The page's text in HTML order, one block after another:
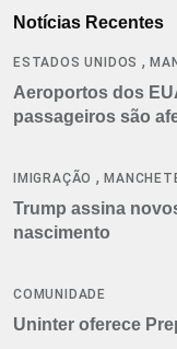
Notícias Recentes
ESTADOS UNIDOS ,
Aeroportos dos
passageiros são
IMIGRAÇÃO ,
Trump assina
nascimento
COMUNIDADE
Uninter oferece